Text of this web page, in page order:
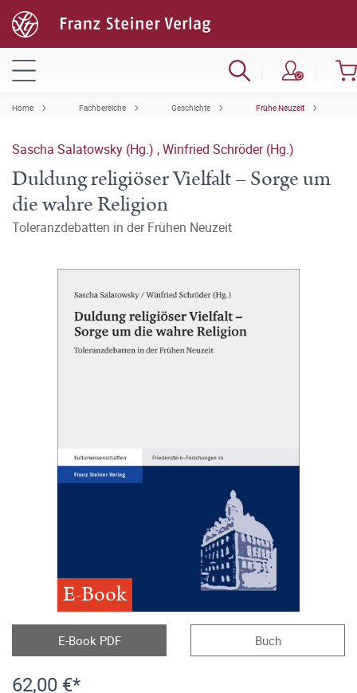
Home Fachbereiche Geschichte Frühe Neuzeit
Sascha Salatowsky (Hg.) ,Winfried Schröder (Hg.)
Duldung religiöser Vielfalt – Sorge um
die wahre Religion
Toleranzdebatten in der Frühen Neuzeit
E-Book
E-Book PDF Buch
62,00 €*